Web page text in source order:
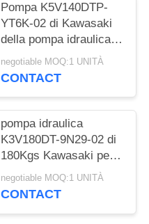
Pompa K5V140DTP-
YT6K-02 di Kawasaki
della pompa idraulica
dell'escavatore di
Kobelco SK330-6
negotiable MOQ:1 UNITÀ
CONTACT
pompa idraulica
K3V180DT-9N29-02 di
180Kgs Kawasaki per
Hyundai R360-7 R360-
5 Excavaor
negotiable MOQ:1 UNITÀ
CONTACT